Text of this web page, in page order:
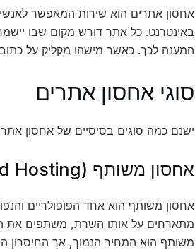
אחסון אתרים הוא שירות המאפשר
באינטרנט. כל אתר דורש מקום שבו
המענה לכך. כאשר מישהו מקליק על
סוגי אחסון אתרים
ישנם כמה סוגים בסיסיים של אחסון
אחסון משותף (Shared Hosting)
אחסון משותף הוא אחד הפופולריים
מתארחים על אותו השרת, משתפים את
משותף הוא המחיר הנמוך, אך החיסרון